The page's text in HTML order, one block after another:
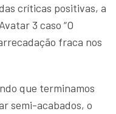
críticas positivas, a
3 caso “O
fraca nos
que terminamos
semi-acabados, o